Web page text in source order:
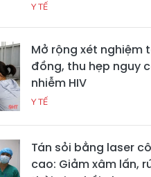
Y TẾ
Mở rộng xét nghiệm
đồng, thu hẹp nguy
nhiễm HIV
Y TẾ
Tán sỏi bằng laser
cao: Giảm xâm lấn,